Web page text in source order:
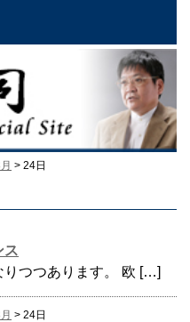
> 24日
ス
りつつあります。 欧 […]
> 24日